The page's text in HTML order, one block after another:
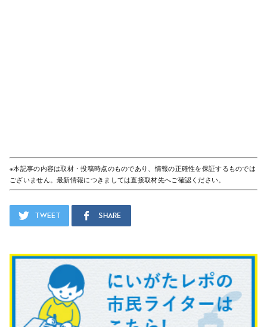
※本記事の内容は取材・投稿時点のものであり、情報の正確性を保証するものでは
ございません。最新情報につきましては直接取材先へご確認ください。
Tweet Share